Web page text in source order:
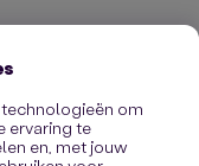
om
ervaring te
en, met jouw